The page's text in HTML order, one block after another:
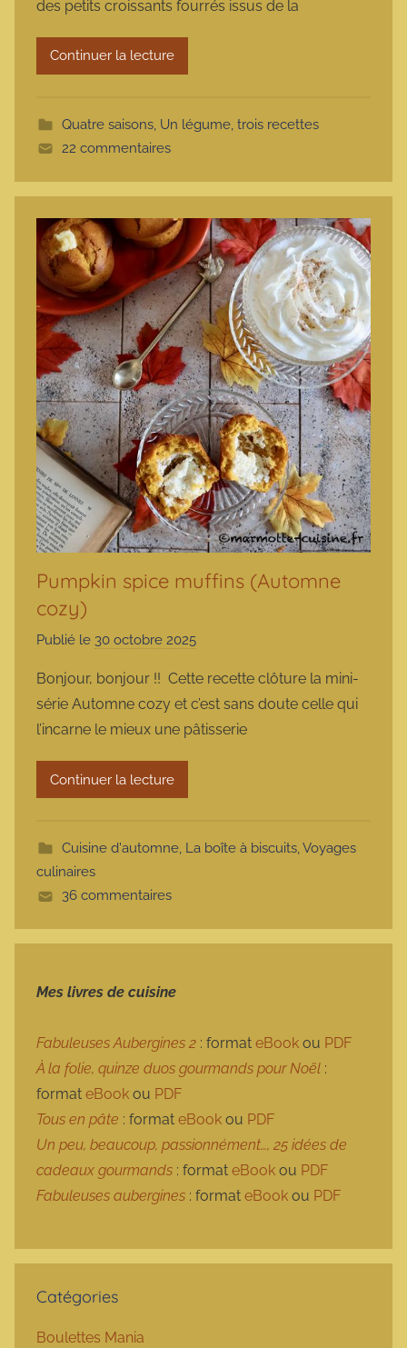
a
r
t
des petits croissants fourrés issus de la
Continuer la lecture
Quatre saisons, Un légume, trois recettes
22 commentaires
Pumpkin spice muffins (Automne
cozy)
Publié le 30 octobre 2025
r
m
a
t
Bonjour, bonjour !! Cette recette clôture la mini-
série Automne cozy et c’est sans doute celle qui
l’incarne le mieux une pâtisserie
Continuer la lecture
Cuisine d'automne, La boîte à biscuits,Voyages
culinaires
36 commentaires
Mes livres de cuisine
Fabuleuses Aubergines 2 : format eBook ou PDF
À la folie, quinze duos gourmands pour Noël :
format eBook ou PDF
Tous en pâte : format eBook ou PDF
Un peu, beaucoup, passionnément…, 25 idées de
cadeaux gourmands : format eBook ou PDF
Fabuleuses aubergines : format eBook ou PDF
Catégories
Boulettes Mania